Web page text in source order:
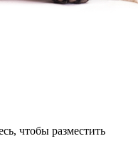
чтобы разместить